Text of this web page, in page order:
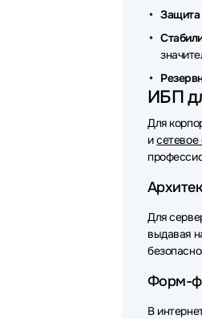
Защита
ИБП
Для
исетевое
Для
выдавая
Форм-
В